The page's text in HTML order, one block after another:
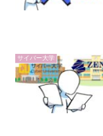
サイバー大学